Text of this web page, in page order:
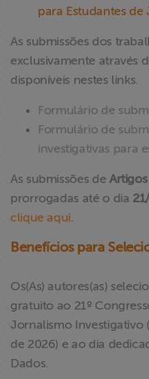
para Estudantes de
As submissões dos
exclusivamente através
disponíveis nestes links.
Formulário de
Formulário de
investigativas para
As submissões de
prorrogadas até o dia
clique aqui.
Benefícios para
Os(As) autores(as)
gratuito ao 21º
Jornalismo Investigativo
de 2026) e ao dia
Dados.